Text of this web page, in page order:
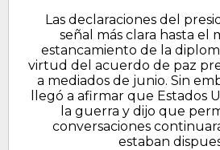
Las declaraciones del
señal más clara hasta el
estancamiento de la
virtud del acuerdo de paz
a mediados de junio. Sin
llegó a afirmar que Estados
la guerra y dijo que
conversaciones
estaban